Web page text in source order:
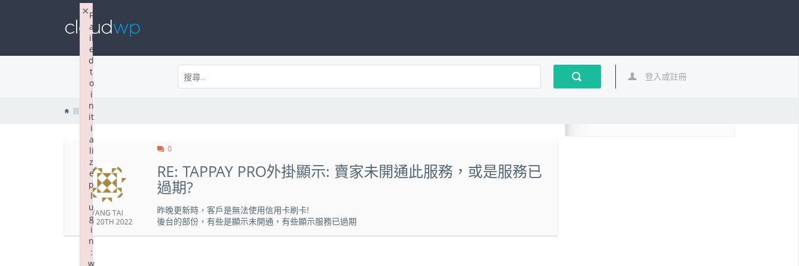
登入或註冊
首頁
YANG TAI
7 月 20TH 2022
0
RE: TAPPAY PRO外掛顯示: 賣家未開通此服務，或是服務已
過期?
昨晚更新時，客戶是無法使用信用卡刷卡!
後台的部份，有些是顯示未開通，有些顯示服務已過期
F
a
il
e
d
t
o
i
n
it
i
a
li
z
e
p
l
u
g
i
n
:
w
×